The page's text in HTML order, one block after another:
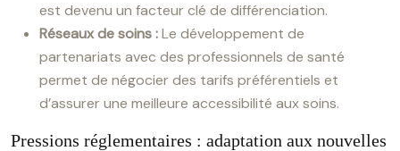
est devenu un facteur clé de différenciation.
Réseaux de soins :Le développement de
partenariats avec des professionnels de santé
permet de négocier des tarifs préférentiels et
d’assurer une meilleure accessibilité aux soins.
Pressions réglementaires : adaptation aux nouvelles